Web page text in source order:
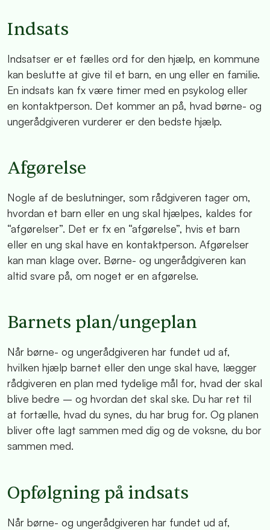
Indsats
Indsatser er et fælles ord for den hjælp, en kommune
kan beslutte at give til et barn, en ung eller en familie.
En indsats kan fx være timer med en psykolog eller
en kontaktperson. Det kommer an på, hvad børne- og
ungerådgiveren vurderer er den bedste hjælp.
Afgørelse
Nogle af de beslutninger, som rådgiveren tager om,
hvordan et barn eller en ung skal hjælpes, kaldes for
“afgørelser”. Det er fx en “afgørelse”, hvis et barn
eller en ung skal have en kontaktperson. Afgørelser
kan man klage over. Børne- og ungerådgiveren kan
altid svare på, om noget er en afgørelse.
Barnets plan/ungeplan
Når børne- og ungerådgiveren har fundet ud af,
hvilken hjælp barnet eller den unge skal have, lægger
rådgiveren en plan med tydelige mål for, hvad der skal
blive bedre – og hvordan det skal ske. Du har ret til
at fortælle, hvad du synes, du har brug for. Og planen
bliver ofte lagt sammen med dig og de voksne, du bor
sammen med.
Opfølgning på indsats
Når børne- og ungerådgiveren har fundet ud af,